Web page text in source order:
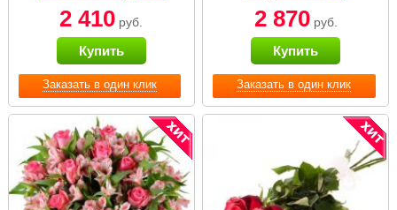
Заказать в один клик
2 410 руб.
Купить
Заказать в один клик
2 870руб.
Купить